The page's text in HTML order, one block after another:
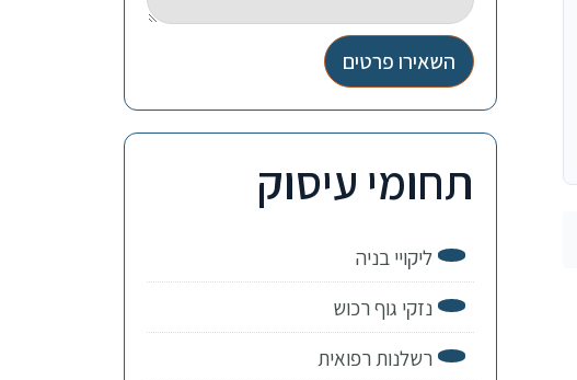
השאירו פרטים
תחומי עיסוק
ליקויי בניה
נזקי גוף רכוש
רשלנות רפואית